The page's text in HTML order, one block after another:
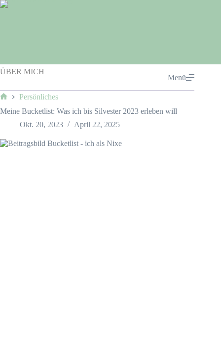
Zum
ÜBER MICH
Menü
Persönliches
Meine Bucketlist: Was ich bis Silvester 2023 erleben will
Okt. 20, 2023
April 22, 2025